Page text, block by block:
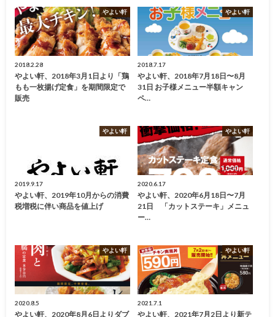
やよい軒
2018.2.28
やよい軒、2018年3月1日より「鶏
もも一枚揚げ定食」を期間限定で
販売
やよい軒
2018.7.17
やよい軒、2018年7月18日〜8月
31日 お子様メニュー半額キャン
ペ…
やよい軒
2019.9.17
やよい軒、2019年10月からの消費
税増税に伴い商品を値上げ
やよい軒
2020.6.17
やよい軒、2020年6月18日〜7月
21日 「カットステーキ」メニュ
ー…
やよい軒
2020.8.5
やよい軒、2020年8月6日よりダブ
やよい軒
2021.7.1
やよい軒、2021年7月2日より新テ